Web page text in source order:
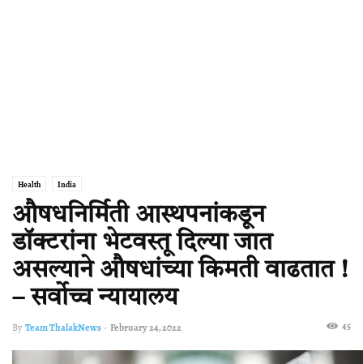
Health India
औषधनिर्मिती आस्थपनांकडून
डॉक्टरांना भेटवस्तू दिल्या जात
असल्याने औषधांच्या किमती वाढतात !
– सर्वोच्च न्यायालय
By Team ThalakNews- February 24, 2022 45